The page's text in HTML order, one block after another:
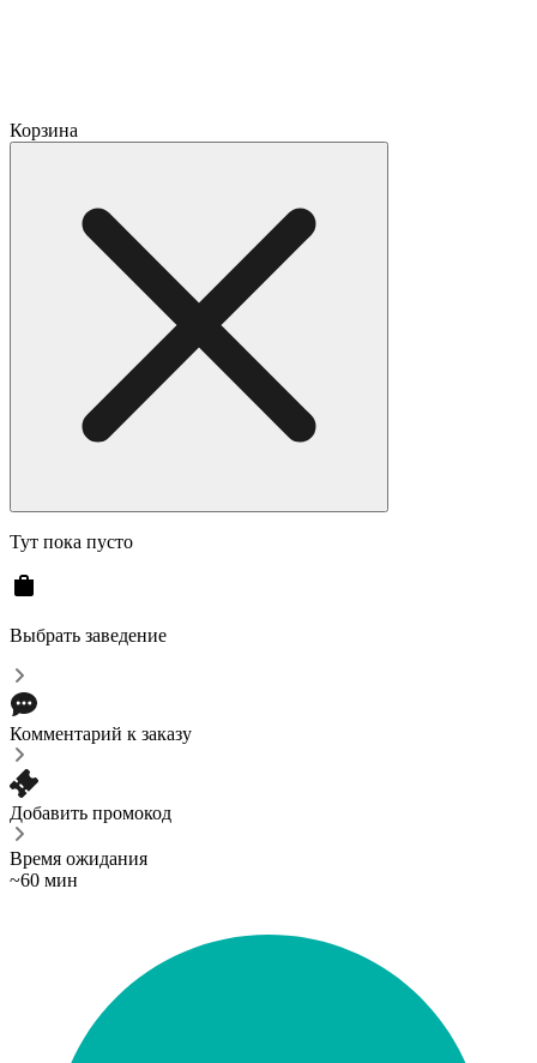
Корзина
Тут пока пусто
Выбрать заведение
Комментарий к заказу
Добавить промокод
Время ожидания
~60 мин